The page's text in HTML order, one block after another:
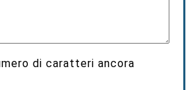
di caratteri ancora